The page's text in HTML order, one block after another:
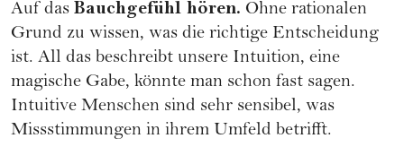
Auf das Bauchgefühl hören. Ohne rationalen
Grund zu wissen, was die richtige Entscheidung
ist. All das beschreibt unsere Intuition, eine
magische Gabe, könnte man schon fast sagen.
Intuitive Menschen sind sehr sensibel, was
Missstimmungen in ihrem Umfeld betrifft.